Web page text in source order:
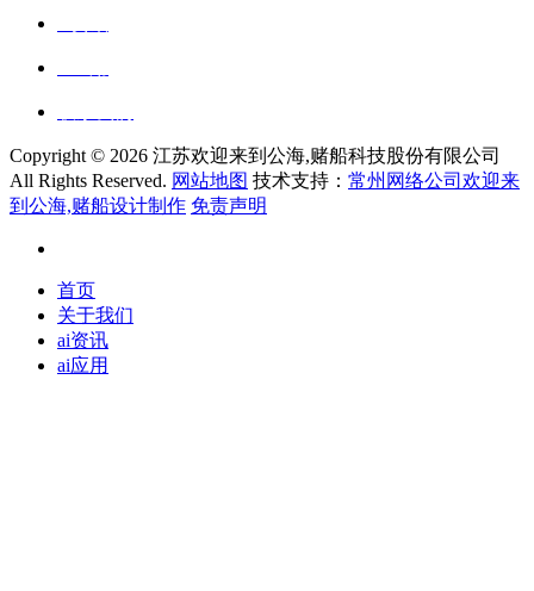
Copyright © 2026 江苏欢迎来到公海,赌船科技股份有限公司
All Rights Reserved. 网站地图 技术支持： 常州网络公司欢迎来
到公海,赌船设计制作 免责声明
首页
关于我们
ai资讯
ai应用